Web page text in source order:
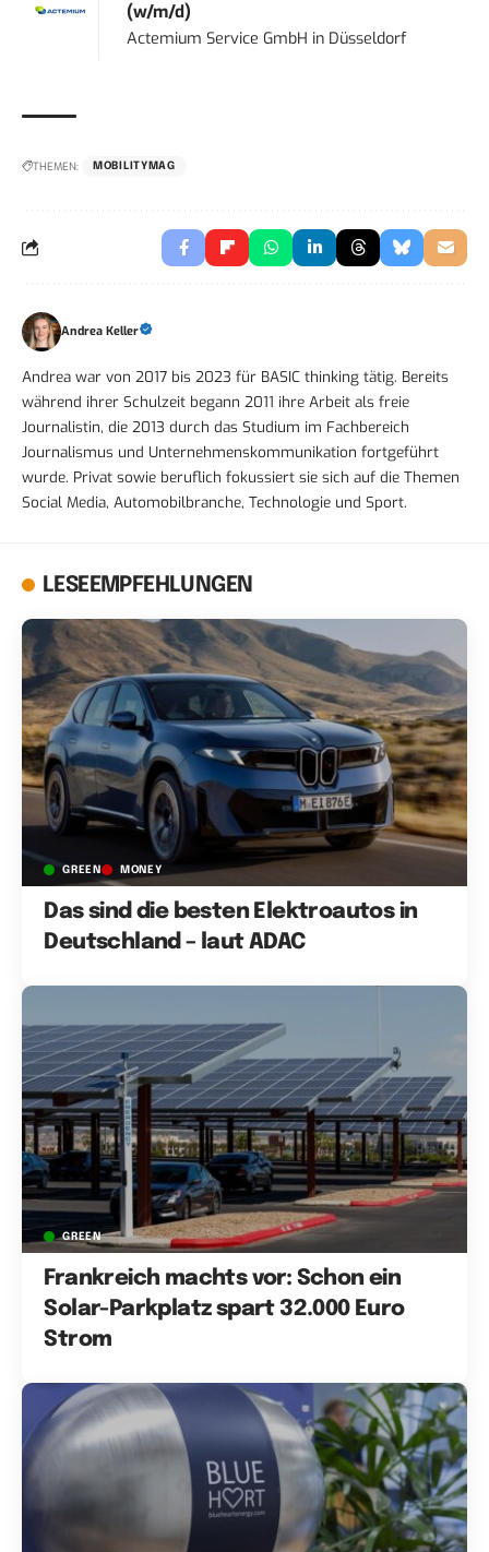
(w/m/d)
Actemium Service GmbH in Düsseldorf
THEMEN: MOBILITYMAG
Andrea Keller
Andrea war von 2017 bis 2023 für BASIC thinking tätig. Bereits
während ihrer Schulzeit begann 2011 ihre Arbeit als freie
Journalistin, die 2013 durch das Studium im Fachbereich
Journalismus und Unternehmenskommunikation fortgeführt
wurde. Privat sowie beruflich fokussiert sie sich auf die Themen
Social Media, Automobilbranche, Technologie und Sport.
LESEEMPFEHLUNGEN
GREEN MONEY
Das sind die besten Elektroautos in
Deutschland – laut ADAC
GREEN
Frankreich machts vor: Schon ein
Solar-Parkplatz spart 32.000 Euro
Strom